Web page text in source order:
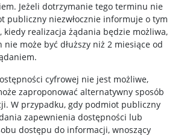
Jeżeli dotrzymanie tego terminu nie
publiczny niezwłocznie informuje o tym
kiedy realizacja żądania będzie możliwa,
może być dłuższy niż 2 miesiące od
cyfrowej nie jest możliwe,
zaproponować alternatywny sposób
W przypadku, gdy podmiot publiczny
zapewnienia dostępności lub
dostępu do informacji, wnoszący